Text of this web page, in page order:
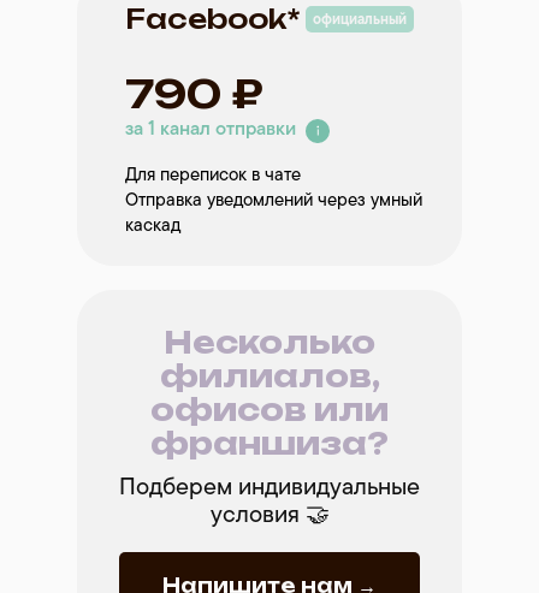
Facebook*
790 ₽
за 1 канал отправки
Для переписок в чате
Отправка уведомлений через умный
каскад
официальный
Подберем индивидуальные
условия 🤝
Несколько
филиалов,
офисов или
франшиза?
Напишите нам →